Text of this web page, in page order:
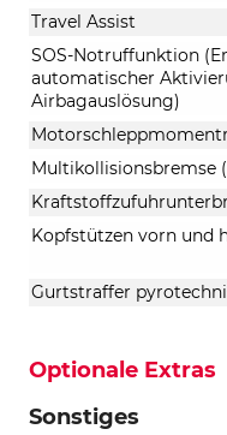
Travel Assist
SOS-Notruffunktion
automatischer
Airbagauslösung)
Multikollisionsbremse
Kopfstützen vorn und
Gurtstraffer
Optionale Extras
Sonstiges